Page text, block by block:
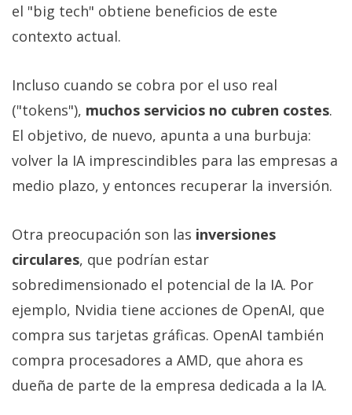
el "big tech" obtiene beneficios de este
contexto actual.
Incluso cuando se cobra por el uso real
("tokens"), muchos servicios no cubren costes.
El objetivo, de nuevo, apunta a una burbuja:
volver la IA imprescindibles para las empresas a
medio plazo, y entonces recuperar la inversión.
Otra preocupación son las inversiones
circulares, que podrían estar
sobredimensionado el potencial de la IA. Por
ejemplo, Nvidia tiene acciones de OpenAI, que
compra sus tarjetas gráficas. OpenAI también
compra procesadores a AMD, que ahora es
dueña de parte de la empresa dedicada a la IA.